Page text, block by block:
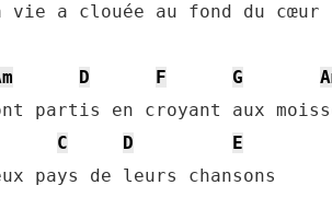
vie a clouée au fond du cœur
D F G
partis en croyant aux
C D
E
pays de leurs chansons